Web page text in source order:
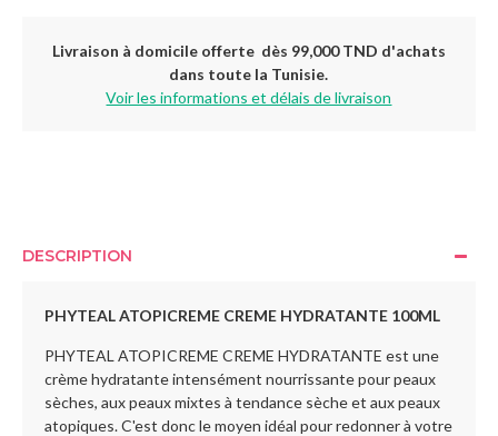
Livraison à domicile offerte dès 99,000 TND d'achats
dans toute la Tunisie.
Voir les informations et délais de livraison
DESCRIPTION
PHYTEAL ATOPICREME CREME HYDRATANTE 100ML
PHYTEAL ATOPICREME CREME HYDRATANTE est une
crème hydratante intensément nourrissante pour peaux
sèches, aux peaux mixtes à tendance sèche et aux peaux
atopiques. C'est donc le moyen idéal pour redonner à votre